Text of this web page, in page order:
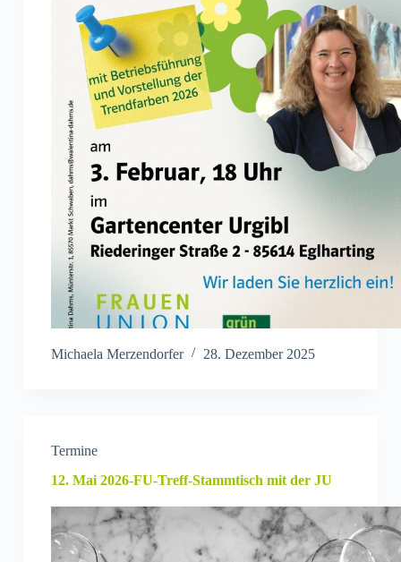
Michaela Merzendorfer 28. Dezember 2025
Termine
12. Mai 2026-FU-Treff-Stammtisch mit der JU